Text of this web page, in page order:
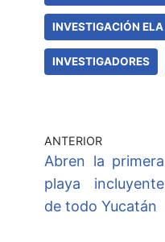
INVESTIGACIÓN ELA
INVESTIGADORES
ANTERIOR
Abren la primera
playa incluyente
de todo Yucatán